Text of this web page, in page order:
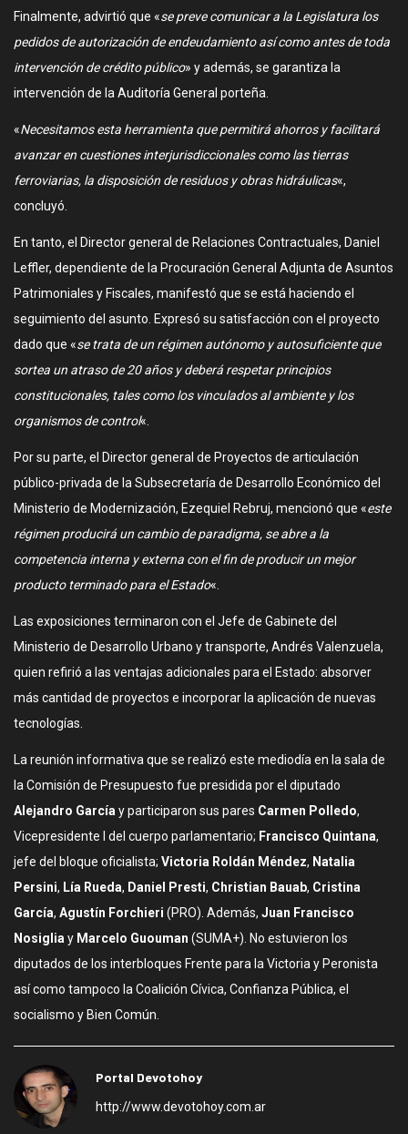
Finalmente, advirtió que «se preve comunicar a la Legislatura los
pedidos de autorización de endeudamiento así como antes de toda
intervención de crédito público» y además, se garantiza la
intervención de la Auditoría General porteña.
«Necesitamos esta herramienta que permitirá ahorros y facilitará
avanzar en cuestiones interjurisdiccionales como las tierras
ferroviarias, la disposición de residuos y obras hidráulicas«,
concluyó.
En tanto, el Director general de Relaciones Contractuales, Daniel
Leffler, dependiente de la Procuración General Adjunta de Asuntos
Patrimoniales y Fiscales, manifestó que se está haciendo el
seguimiento del asunto. Expresó su satisfacción con el proyecto
dado que «se trata de un régimen autónomo y autosuficiente que
sortea un atraso de 20 años y deberá respetar principios
constitucionales, tales como los vinculados al ambiente y los
organismos de control«.
Por su parte, el Director general de Proyectos de articulación
público-privada de la Subsecretaría de Desarrollo Económico del
Ministerio de Modernización, Ezequiel Rebruj, mencionó que «este
régimen producirá un cambio de paradigma, se abre a la
competencia interna y externa con el fin de producir un mejor
producto terminado para el Estado«.
Las exposiciones terminaron con el Jefe de Gabinete del
Ministerio de Desarrollo Urbano y transporte, Andrés Valenzuela,
quien refirió a las ventajas adicionales para el Estado: absorver
más cantidad de proyectos e incorporar la aplicación de nuevas
tecnologías.
La reunión informativa que se realizó este mediodía en la sala de
la Comisión de Presupuesto fue presidida por el diputado
Alejandro García y participaron sus pares Carmen Polledo,
Vicepresidente I del cuerpo parlamentario; Francisco Quintana,
jefe del bloque oficialista; Victoria Roldán Méndez, Natalia
Persini, Lía Rueda, Daniel Presti, Christian Bauab, Cristina
García, Agustín Forchieri (PRO). Además, Juan Francisco
Nosiglia y Marcelo Guouman (SUMA+). No estuvieron los
diputados de los interbloques Frente para la Victoria y Peronista
así como tampoco la Coalición Cívica, Confianza Pública, el
socialismo y Bien Común.
Portal Devotohoy
http://www.devotohoy.com.ar